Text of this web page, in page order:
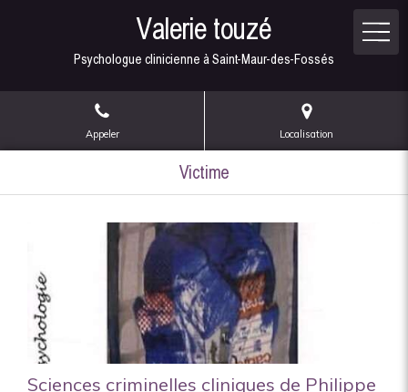
Valerie touzé
Psychologue clinicienne à Saint-Maur-des-Fossés
Appeler Localisation
Victime
Sciences criminelles cliniques de Philippe